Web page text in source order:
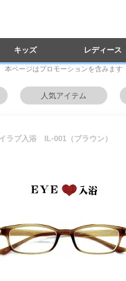
キッズ レディース
本ページはプロモーションを含みます
人気アイテム
ラブ入浴 IL-001（ブラウン）